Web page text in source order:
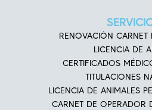
RENOVACIÓN CARNET
LICENCIA DE
CERTIFICADOS
TITULACIONES
LICENCIA DE ANIMALES
CARNET DE OPERADOR